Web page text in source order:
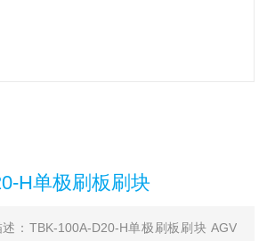
H单极刷板刷块
：TBK-100A-D20-H单极刷板刷块 AGV